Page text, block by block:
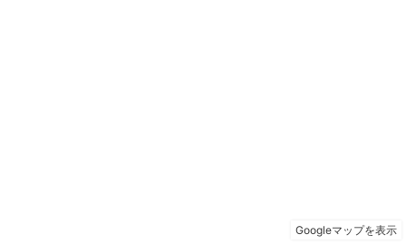
Googleマップを表示